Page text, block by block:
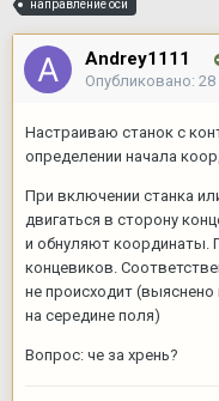
направление оси
Andrey1111
Опубликовано: 28
Настраиваю станок с
определении начала
При включении станка
двигаться в сторону
и обнуляют координаты.
концевиков.
не происходит
на середине поля)
Вопрос: че за хрень?